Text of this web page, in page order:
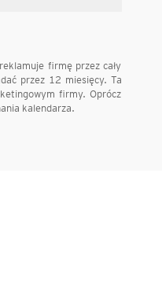
firmę przez cały
przez 12 miesięcy. Ta
firmy. Oprócz
kalendarza.